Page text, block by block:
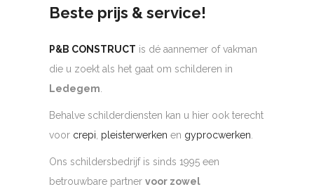
Beste prijs & service!
P&B CONSTRUCT is dé aannemer of vakman
die u zoekt als het gaat om schilderen in
Ledegem.
Behalve schilderdiensten kan u hier ook terecht
voor crepi, pleisterwerken en gyprocwerken.
Ons schildersbedrijf is sinds 1995 een
betrouwbare partner voor zowel